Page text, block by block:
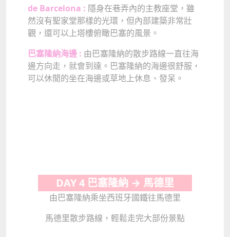
de Barcelona : 隱身在巷弄內的主教座堂，雖
然沒有聖家堂那樣的光環，但內部建築非常壯
觀，還可以上塔樓俯瞰巴塞的風景。
巴塞隆納海邊 : 由巴塞隆納的散步路線一直往海
邊方向走，就會到達。巴塞隆納的海邊很舒服，
可以休閒的坐在海邊或草地上休息、發呆。
DAY 4 巴塞隆納 → 馬德里
由巴塞隆納乘坐西班牙國鐵往馬德里
馬德里散步路線，輕鬆走完大部份景點